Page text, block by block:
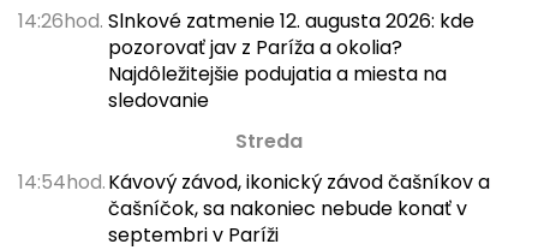
14:26hod. Slnkové zatmenie 12. augusta 2026: kde
pozorovať jav z Paríža a okolia?
Najdôležitejšie podujatia a miesta na
sledovanie
Streda
14:54hod.Kávový závod, ikonický závod čašníkov a
čašníčok, sa nakoniec nebude konať v
septembri v Paríži